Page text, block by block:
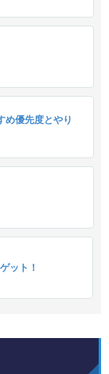
め優先度とやり
ット！